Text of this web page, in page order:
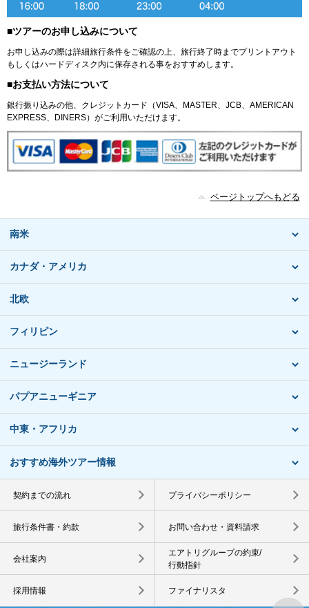
■ツアーのお申し込みについて
お申し込みの際は詳細旅行条件をご確認の上、旅行終了時までプリントアウト
もしくはハードディスク内に保存される事をおすすめします。
■お支払い方法について
銀行振り込みの他、クレジットカード（VISA、MASTER、JCB、AMERICAN
EXPRESS、DINERS）がご利用いただけます。
ページトップへもどる
南米
カナダ・アメリカ
北欧
フィリピン
ニュージーランド
パプアニューギニア
中東・アフリカ
おすすめ海外ツアー情報
契約までの流れ プライバシーポリシー
旅行条件書・約款 お問い合わせ・資料請求
会社案内
エアトリグループの約束/
行動指針
採用情報 ファイナリスタ